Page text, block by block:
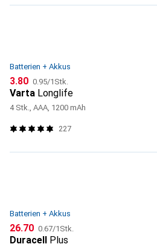
Batterien + Akkus
CHF
3.80 CHF
0.95/1Stk.
Varta Longlife
4 Stk., AAA, 1200 mAh
227
Batterien + Akkus
CHF
26.70 CHF
0.67/1Stk.
Duracell Plus